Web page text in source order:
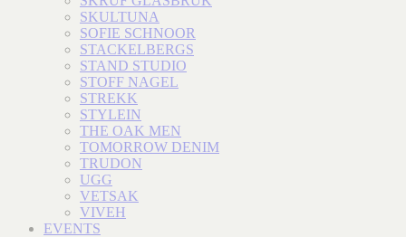
SKULTUNA
SOFIE SCHNOOR
STACKELBERGS
STAND STUDIO
STOFF NAGEL
STREKK
STYLEIN
THE OAK MEN
TOMORROW DENIM
TRUDON
UGG
VETSAK
VIVEH
EVENTS